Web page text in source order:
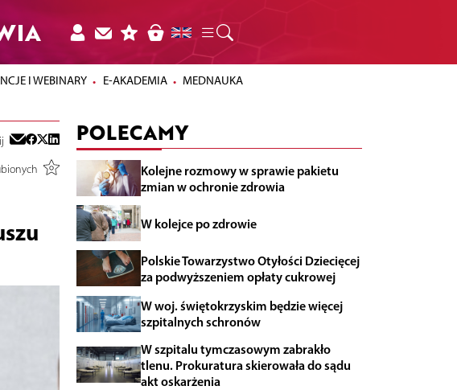
I WEBINARY E-AKADEMIA MEDNAUKA
POLECAMY
Kolejne rozmowy w sprawie pakietu
zmian w ochronie zdrowia
W kolejce po zdrowie
Polskie Towarzystwo Otyłości Dziecięcej
za podwyższeniem opłaty cukrowej
W woj. świętokrzyskim będzie więcej
szpitalnych schronów
W szpitalu tymczasowym zabrakło
tlenu. Prokuratura skierowała do sądu
akt oskarżenia